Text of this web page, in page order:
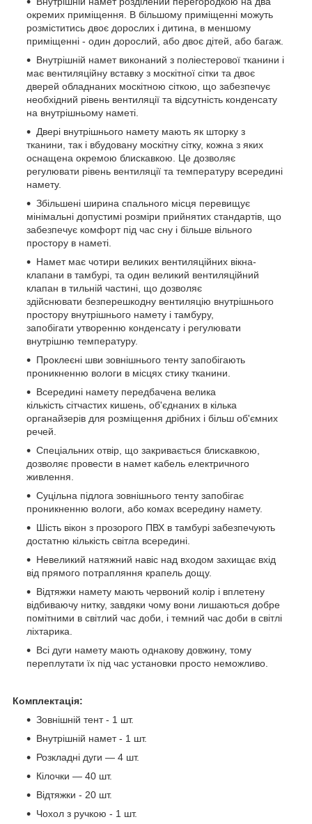
окремих приміщення. В більшому приміщенні можуть
розміститись двоє дорослих і дитина, в меншому
приміщенні - один дорослий, або двоє дітей, або багаж.
Внутрішній намет виконаний з поліестерової тканини і
має вентиляційну вставку з москітної сітки та двоє
дверей обладнаних москітною сіткою, що забезпечує
необхідний рівень вентиляції та відсутність конденсату
на внутрішньому наметі.
Двері внутрішнього намету мають як шторку з
тканини, так і вбудовану москітну сітку, кожна з яких
оснащена окремою блискавкою. Це дозволяє
регулювати рівень вентиляції та температуру всередині
намету.
Збільшені ширина спального місця перевищує
мінімальні допустимі розміри прийнятих стандартів, що
забезпечує комфорт під час сну і більше вільного
простору в наметі.
Намет має чотири великих вентиляційних вікна-
клапани в тамбурі, та один великий вентиляційний
клапан в тильній частині, що дозволяє
здійснювати безперешкодну вентиляцію внутрішнього
простору внутрішнього намету і тамбуру,
запобігати утворенню конденсату і регулювати
внутрішню температуру.
Проклеєні шви зовнішнього тенту запобігають
проникненню вологи в місцях стику тканини.
Всередині намету передбачена велика
кількість сітчастих кишень, об'єднаних в кілька
органайзерів для розміщення дрібних і більш об'ємних
речей.
Спеціальних отвір, що закривається блискавкою,
дозволяє провести в намет кабель електричного
живлення.
Суцільна підлога зовнішнього тенту запобігає
проникненню вологи, або комах всередину намету.
Шість вікон з прозорого ПВХ в тамбурі забезпечують
достатню кількість світла всередині.
Невеликий натяжний навіс над входом захищає вхід
від прямого потрапляння крапель дощу.
Відтяжки намету мають червоний колір і вплетену
відбиваючу нитку, завдяки чому вони лишаються добре
помітними в світлий час доби, і темний час доби в світлі
ліхтарика.
Всі дуги намету мають однакову довжину, тому
переплутати їх під час установки просто неможливо.
Комплектація:
Зовнішній тент - 1 шт.
Внутрішній намет - 1 шт.
Розкладні дуги — 4 шт.
Кілочки — 40 шт.
Відтяжки - 20 шт.
Чохол з ручкою - 1 шт.